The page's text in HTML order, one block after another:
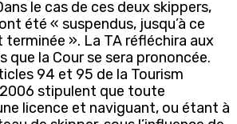
le cas de ces deux skippers,
été « suspendus, jusqu’à ce
terminée ». La TA réfléchira aux
que la Cour se sera prononcée.
94 et 95 de la Tourism
stipulent que toute
licence et naviguant, ou étant à